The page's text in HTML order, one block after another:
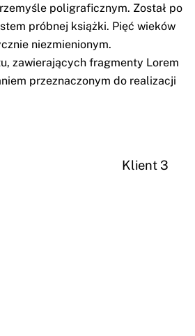
poligraficznym. Został po
próbnej książki. Pięć wieków
niezmienionym.
zawierających fragmenty Lorem
przeznaczonym do realizacji
Klient 3